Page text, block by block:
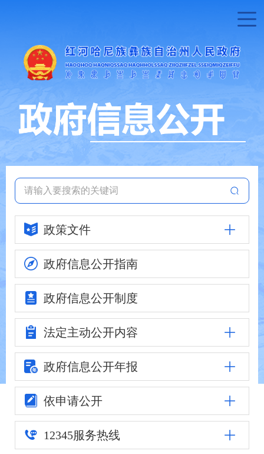
政策文件
政府信息公开指南
政府信息公开制度
法定主动公开内容
政府信息公开年报
依申请公开
12345服务热线